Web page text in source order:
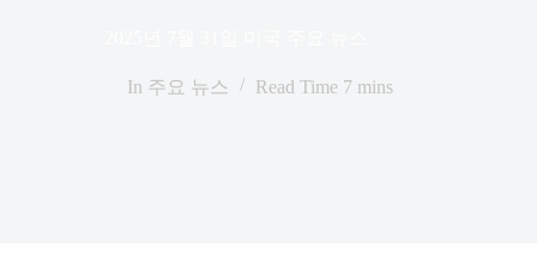
In 주요 뉴스 Read Time 7 mins